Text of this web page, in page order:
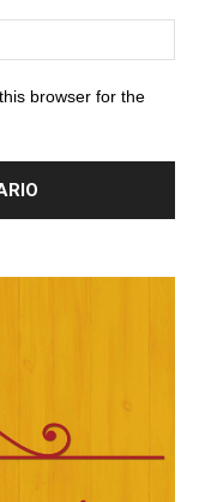
browser for the